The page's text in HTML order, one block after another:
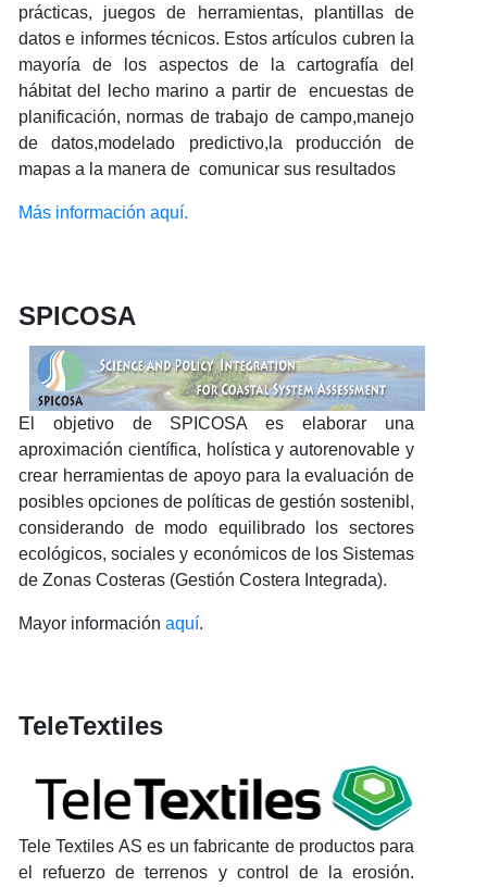
prácticas, juegos de herramientas, plantillas de
datos e informes técnicos. Estos artículos cubren la
mayoría de los aspectos de la cartografía del
hábitat del lecho marino a partir de encuestas de
planificación, normas de trabajo de campo,manejo
de datos,modelado predictivo,la producción de
mapas a la manera de comunicar sus resultados
Más información aquí.
SPICOSA
El objetivo de SPICOSA es elaborar una
aproximación científica, holística y autorenovable y
crear herramientas de apoyo para la evaluación de
posibles opciones de políticas de gestión sostenibl,
considerando de modo equilibrado los sectores
ecológicos, sociales y económicos de los Sistemas
de Zonas Costeras (Gestión Costera Integrada).
Mayor información aquí.
TeleTextiles
Tele Textiles AS es un fabricante de productos para
el refuerzo de terrenos y control de la erosión.